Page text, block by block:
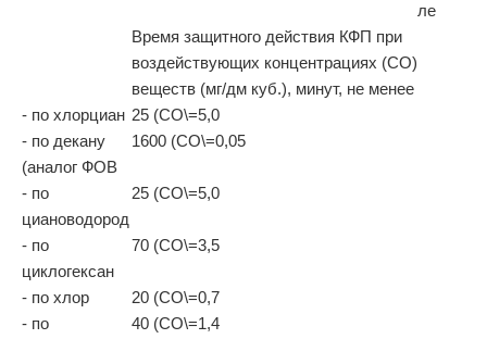
ле
Время защитного действия КФП при
воздействующих концентрациях (СО)
веществ (мг/дм куб.), минут, не менее
- по хлорциан 25 (СО\=5,0
- по декану
(аналог ФОВ
1600 (СО\=0,05
- по
циановодород
25 (СО\=5,0
- по
циклогексан
70 (СО\=3,5
- по хлор
20 (СО\=0,7
- по
40 (СО\=1,4